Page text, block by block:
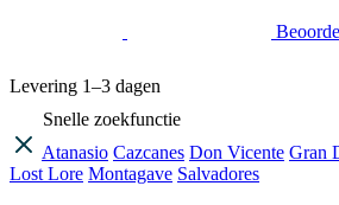
Levering 1–3 dagen
Snelle zoekfunctie
Atanasio Cazcanes Don Vicente Gran
Lost Lore Montagave Salvadores